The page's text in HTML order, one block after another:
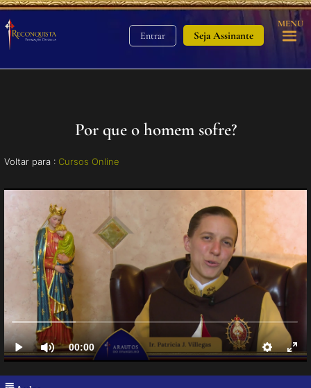
Entrar Seja Assinante
MENU
Por que o homem sofre?
Voltar para : Cursos Online